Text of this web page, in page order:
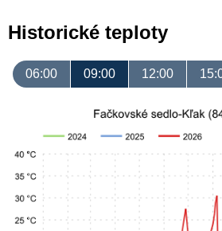
Historické teploty
06:00 09:00 12:00